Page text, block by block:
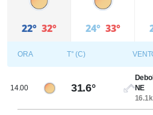
22° 32° 24° 33°
ORA T° (C)
14.00 31.6°
NE